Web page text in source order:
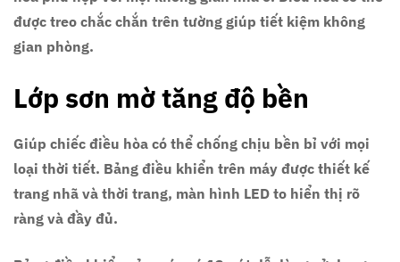
được treo chắc chắn trên tường giúp tiết kiệm không
gian phòng.
Lớp sơn mờ tăng độ bền
Giúp chiếc điều hòa có thể chống chịu bền bỉ với mọi
loại thời tiết. Bảng điều khiển trên máy được thiết kế
trang nhã và thời trang, màn hình LED to hiển thị rõ
ràng và đầy đủ.